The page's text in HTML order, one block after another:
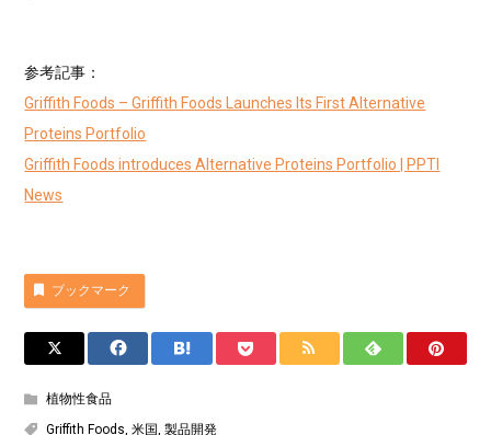
参考記事：
Griffith Foods – Griffith Foods Launches Its First Alternative
Proteins Portfolio
Griffith Foods introduces Alternative Proteins Portfolio | PPTI
News
ブックマーク
植物性食品
Griffith Foods,米国,製品開発